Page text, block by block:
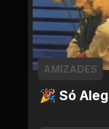
🎉 Só
AMIZADES